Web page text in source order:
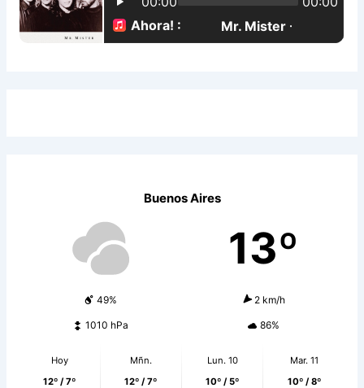
:
Buenos Aires
13º
49% 2 km/h
1010 hPa 86%
Hoy
12º / 7º
Mñn.
12º / 7º
Lun. 10
10º / 5º
Mar. 11
10º / 8º